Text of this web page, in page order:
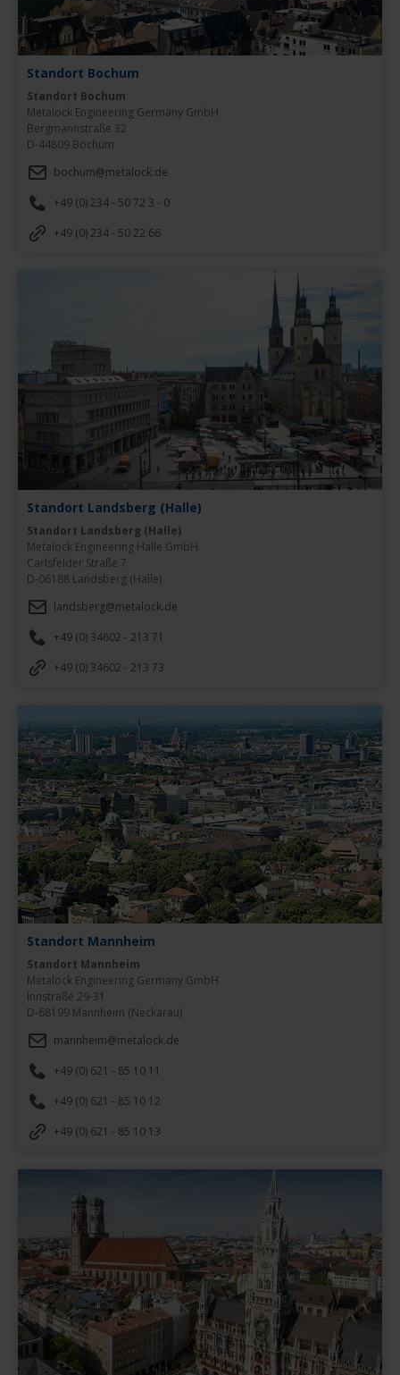
Standort Bochum
Standort Bochum
Metalock Engineering Germany GmbH
Bergmannstraße 32
D-44809 Bochum
bochum@metalock.de
+49 (0) 234 - 50 72 3 - 0
+49 (0) 234 - 50 22 66
Standort Landsberg (Halle)
Standort Landsberg (Halle)
Metalock Engineering Halle GmbH
Carlsfelder Straße 7
D-06188 Landsberg (Halle)
landsberg@metalock.de
+49 (0) 34602 - 213 71
+49 (0) 34602 - 213 73
Standort Mannheim
Standort Mannheim
Metalock Engineering Germany GmbH
Innstraße 29-31
D-68199 Mannheim (Neckarau)
mannheim@metalock.de
+49 (0) 621 - 85 10 11
+49 (0) 621 - 85 10 12
+49 (0) 621 - 85 10 13